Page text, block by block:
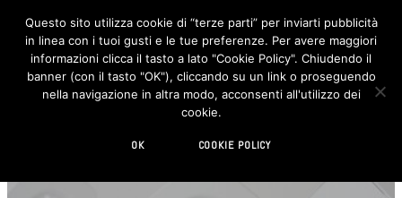
F
c
e
b
o
I
n
s
t
Questo sito utilizza cookie di “terze parti” per inviarti pubblicità
in linea con i tuoi gusti e le tue preferenze. Per avere maggiori
informazioni clicca il tasto a lato "Cookie Policy". Chiudendo il
banner (con il tasto "OK"), cliccando su un link o proseguendo
nella navigazione in altra modo, acconsenti all'utilizzo dei
cookie.
OK COOKIE POLICY